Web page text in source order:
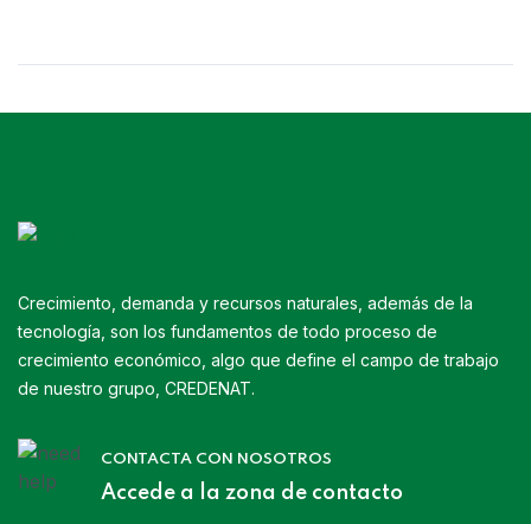
Crecimiento, demanda y recursos naturales, además de la
tecnología, son los fundamentos de todo proceso de
crecimiento económico, algo que define el campo de trabajo
de nuestro grupo, CREDENAT.
CONTACTA CON NOSOTROS
Accede a la zona de contacto